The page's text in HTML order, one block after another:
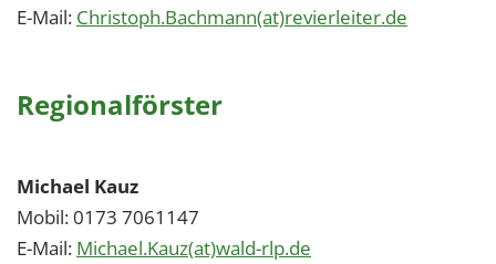
E-Mail: Christoph.Bachmann(at)revierleiter.de
Regionalförster
Michael Kauz
Mobil:0173 7061147
E-Mail: Michael.Kauz(at)wald-rlp.de